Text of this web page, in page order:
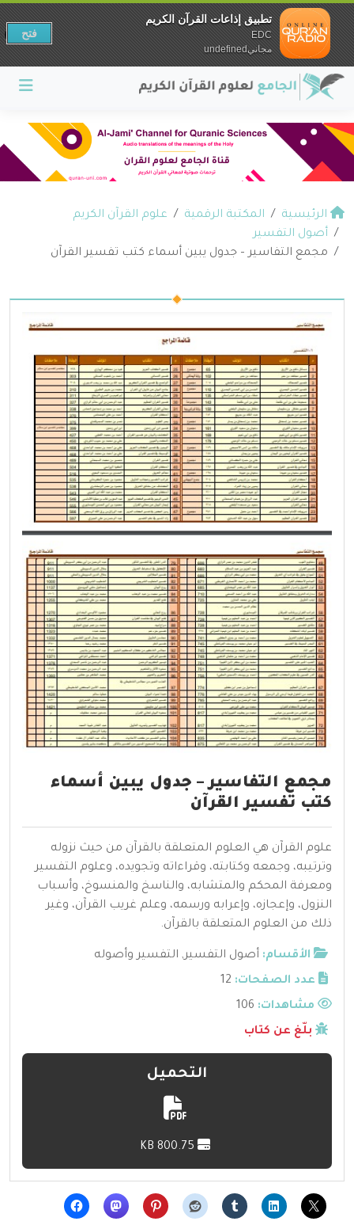
الرئيسية المكتبة الرقمية
علوم القرآن الكريم
أصول التفسير
مجمع التفاسير – جدول يبين أسماء كتب تفسير القرآن
مجمع التفاسير – جدول يبين أسماء
كتب تفسير القرآن
علوم القرآن هي العلوم المتعلقة بالقرآن من حيث نزوله
وترتيبه، وجمعه وكتابته، وقراءاته وتجويده، وعلوم التفسير
ومعرفة المحكم والمتشابه، والناسخ والمنسوخ، وأسباب
النزول، وإعجازه، وإعرابه ورسمه، وعلم غريب القرآن، وغير
ذلك من العلوم المتعلقة بالقرآن.
الأقسام: أصول التفسير, التفسير وأصوله
عدد الصفحات: 12
مشاهدات:
بلّغ عن كتاب
التحميل
تطبيق إذاعات القرآن الكريم
EDC
مجانيundefined
فتح